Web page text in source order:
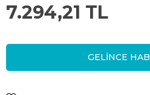
7.294,21 TL
GELİNCE